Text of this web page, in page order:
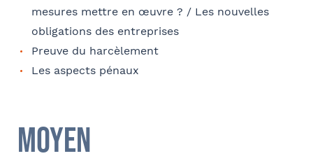
mesures mettre en œuvre ? / Les nouvelles
obligations des entreprises
Preuve du harcèlement
Les aspects pénaux
Moyen
Adresse
Nom
Société
J'autorise Barthélémy Avocats à utiliser mes
données pour l'envoi d'informations juridiques
et d'invitations aux formations et événements
du cabinet